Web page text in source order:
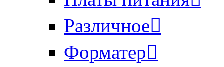
Различное
Форматер